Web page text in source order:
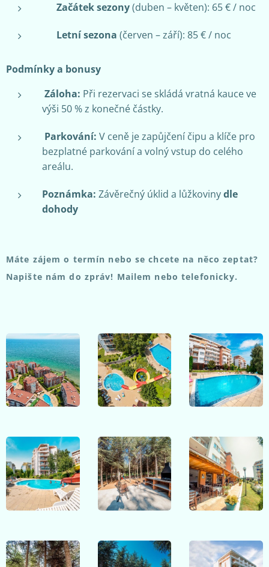
Začátek sezony(duben – květen): 65 € / noc
Letní sezona (červen – září): 85 € / noc
Podmínky a bonusy
Záloha: Při rezervaci se skládá vratná kauce ve
výši 50 % z konečné částky.
Parkování: V ceně je zapůjčení čipu a klíče pro
bezplatné parkování a volný vstup do celého
areálu.
Poznámka: Závěrečný úklid a lůžkovinydle
dohody
Máte zájem o termín nebo se chcete na něco zeptat?
Napište nám do zpráv! Mailem nebo telefonicky.